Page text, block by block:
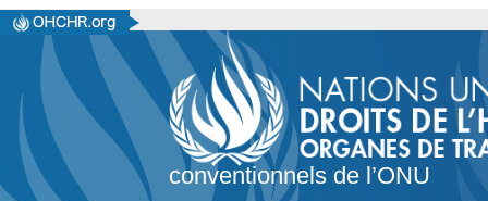
conventionnels de l’ONU